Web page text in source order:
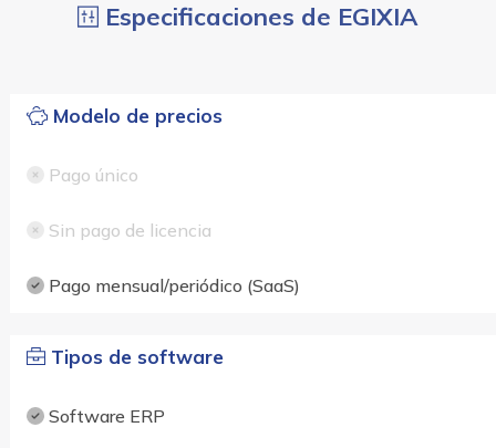
Especificaciones de EGIXIA
Modelo de precios
Pago único
Sin pago de licencia
Pago mensual/periódico (SaaS)
Tipos de software
Software ERP